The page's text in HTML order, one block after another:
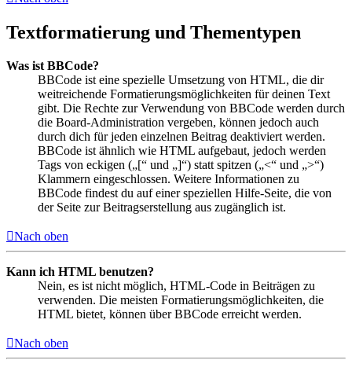
Textformatierung und Thementypen
Was ist BBCode?
BBCode ist eine spezielle Umsetzung von HTML, die dir
weitreichende Formatierungsmöglichkeiten für deinen Text
gibt. Die Rechte zur Verwendung von BBCode werden durch
die Board-Administration vergeben, können jedoch auch
durch dich für jeden einzelnen Beitrag deaktiviert werden.
BBCode ist ähnlich wie HTML aufgebaut, jedoch werden
Tags von eckigen („[“ und „]“) statt spitzen („<“ und „>“)
Klammern eingeschlossen. Weitere Informationen zu
BBCode findest du auf einer speziellen Hilfe-Seite, die von
der Seite zur Beitragserstellung aus zugänglich ist.
Nach oben
Kann ich HTML benutzen?
Nein, es ist nicht möglich, HTML-Code in Beiträgen zu
verwenden. Die meisten Formatierungsmöglichkeiten, die
HTML bietet, können über BBCode erreicht werden.
Nach oben